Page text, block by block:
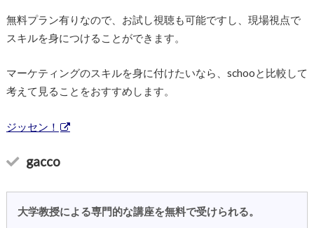
無料プラン有りなので、お試し視聴も可能ですし、現場視点で
スキルを身につけることができます。
マーケティングのスキルを身に付けたいなら、schooと比較して
考えて見ることをおすすめします。
ジッセン！
gacco
大学教授による専門的な講座を無料で受けられる。